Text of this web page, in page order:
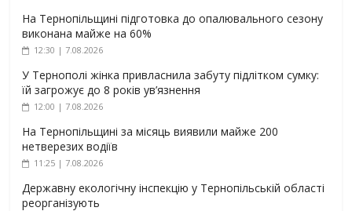
На Тернопільщині підготовка до опалювального сезону
виконана майже на 60%
12:30 | 7.08.2026
У Тернополі жінка привласнила забуту підлітком сумку:
їй загрожує до 8 років ув’язнення
12:00 | 7.08.2026
На Тернопільщині за місяць виявили майже 200
нетверезих водіїв
11:25 | 7.08.2026
Державну екологічну інспекцію у Тернопільській області
реорганізують